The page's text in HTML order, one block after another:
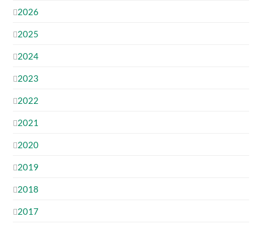
2026
2025
2024
2023
2022
2021
2020
2019
2018
2017